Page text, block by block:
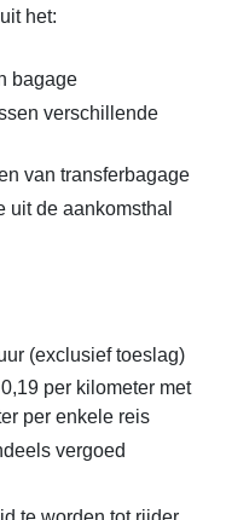
het:
bagage
verschillende
van transferbagage
uit de aankomsthal
(exclusief toeslag)
per kilometer met
per enkele reis
vergoed